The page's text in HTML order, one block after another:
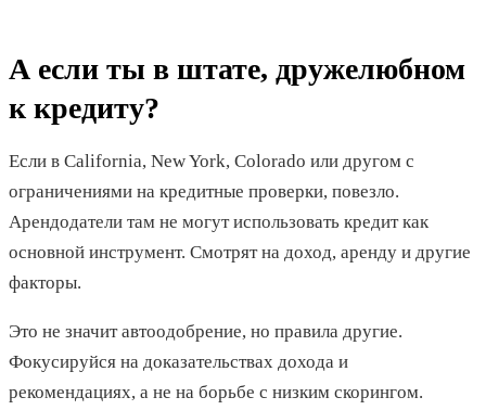
А если ты в штате, дружелюбном
к кредиту?
Если в California, New York, Colorado или другом с
ограничениями на кредитные проверки, повезло.
Арендодатели там не могут использовать кредит как
основной инструмент. Смотрят на доход, аренду и другие
факторы.
Это не значит автоодобрение, но правила другие.
Фокусируйся на доказательствах дохода и
рекомендациях, а не на борьбе с низким скорингом.